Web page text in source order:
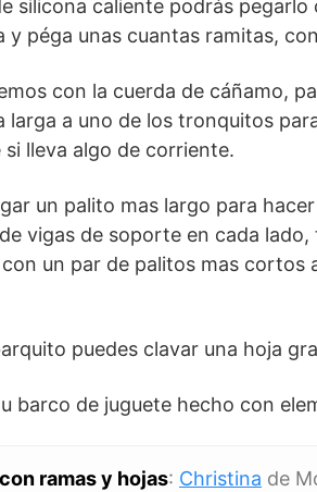
silicona caliente podrás
y péga unas cuantas ramitas,
con la cuerda de cáñamo,
larga a uno de los tronquitos
lleva algo de corriente.
un palito mas largo para
vigas de soporte en cada
un par de palitos mas cortos
puedes clavar una hoja
barco de juguete hecho con
ramas y hojas: Christina de